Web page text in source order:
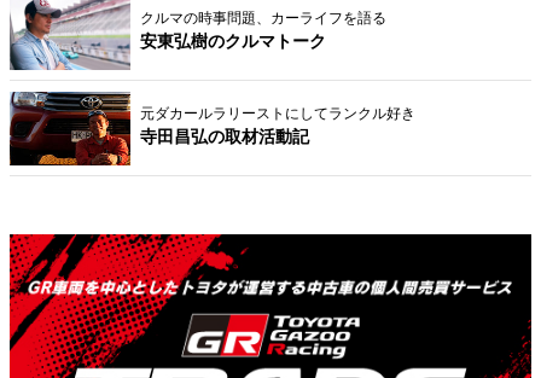
クルマの時事問題、カーライフを語る
安東弘樹のクルマトーク
元ダカールラリーストにしてランクル好き
寺田昌弘の取材活動記